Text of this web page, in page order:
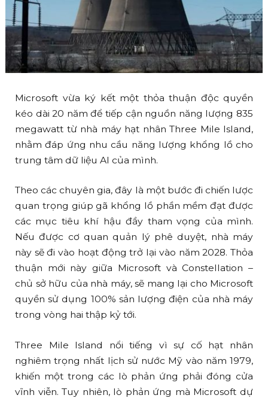
Microsoft vừa ký kết một thỏa thuận độc quyền
kéo dài 20 năm để tiếp cận nguồn năng lượng 835
megawatt từ nhà máy hạt nhân Three Mile Island,
nhằm đáp ứng nhu cầu năng lượng khổng lồ cho
trung tâm dữ liệu AI của mình.
Theo các chuyên gia, đây là một bước đi chiến lược
quan trọng giúp gã khổng lồ phần mềm đạt được
các mục tiêu khí hậu đầy tham vọng của mình.
Nếu được cơ quan quản lý phê duyệt, nhà máy
này sẽ đi vào hoạt động trở lại vào năm 2028. Thỏa
thuận mới này giữa Microsoft và Constellation –
chủ sở hữu của nhà máy, sẽ mang lại cho Microsoft
quyền sử dụng 100% sản lượng điện của nhà máy
trong vòng hai thập kỷ tới.
Three Mile Island nổi tiếng vì sự cố hạt nhân
nghiêm trọng nhất lịch sử nước Mỹ vào năm 1979,
khiến một trong các lò phản ứng phải đóng cửa
vĩnh viễn. Tuy nhiên, lò phản ứng mà Microsoft dự